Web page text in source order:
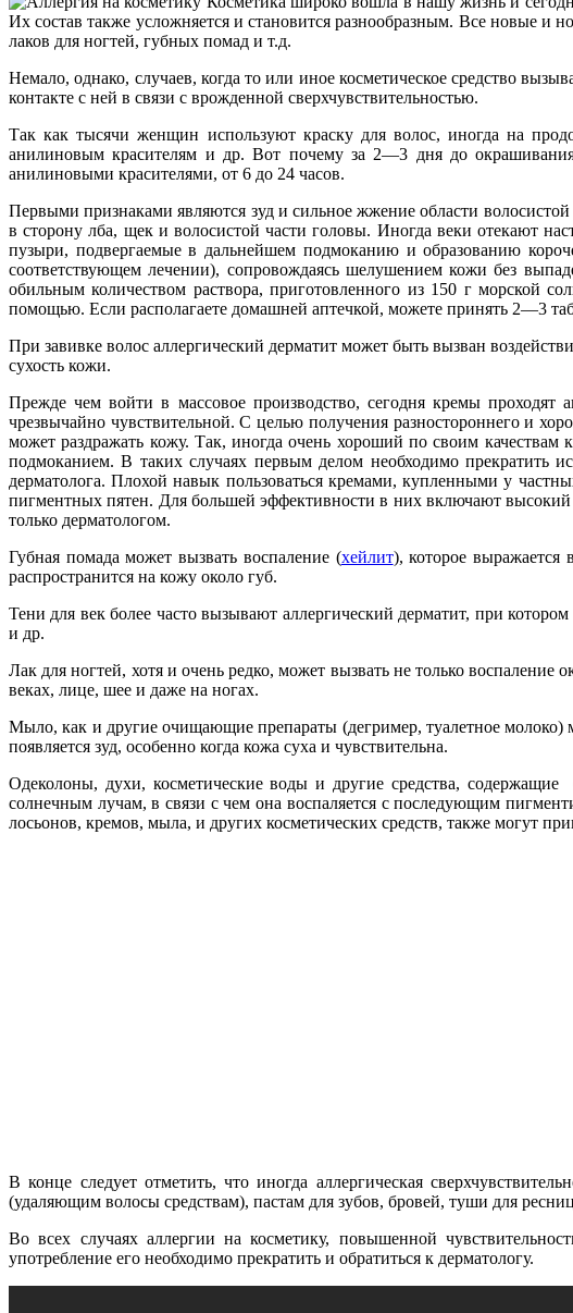
Их состав также усложняется и становится разнообразным. Все новые и
лаков для ногтей, губных помад и т.д.
Немало, однако, случаев, когда то или иное косметическое средство
контакте с ней в связи с врожденной сверхчувствительностью.
Так как тысячи женщин используют краску для волос, иногда на
анилиновым красителям и др. Вот почему за 2—3 дня до
анилиновыми красителями, от 6 до 24 часов.
Первыми признаками являются зуд и сильное жжение области
в сторону лба, щек и волосистой части головы. Иногда веки отекают
пузыри, подвергаемые в дальнейшем подмоканию и образованию
соответствующем лечении), сопровождаясь шелушением кожи без
обильным количеством раствора, приготовленного из 150 г морской
помощью. Если располагаете домашней аптечкой, можете принять 2—3
При завивке волос аллергический дерматит может быть вызван
сухость кожи.
Прежде чем войти в массовое производство, сегодня кремы
чрезвычайно чувствительной. С целью получения разностороннего и
может раздражать кожу. Так, иногда очень хороший по своим
подмоканием. В таких случаях первым делом необходимо прекратить
дерматолога. Плохой навык пользоваться кремами, купленными у
пигментных пятен. Для большей эффективности в них включают высокий
только дерматологом.
Губная помада может вызвать воспаление (хейлит), которое
распространится на кожу около губ.
Тени для век более часто вызывают аллергический дерматит, при
и др.
Лак для ногтей, хотя и очень редко, может вызвать не только
веках, лице, шее и даже на ногах.
Мыло, как и другие очищающие препараты (дегример, туалетное молоко)
появляется зуд, особенно когда кожа суха и чувствительна.
Одеколоны, духи, косметические воды и другие средства,
солнечным лучам, в связи с чем она воспаляется с последующим
лосьонов, кремов, мыла, и других косметических средств, также могут
В конце следует отметить, что иногда аллергическая
(удаляющим волосы средствам), пастам для зубов, бровей, туши для
Во всех случаях аллергии на косметику, повышенной
употребление его необходимо прекратить и обратиться к дерматологу.